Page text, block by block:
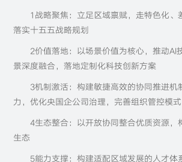
1战略聚焦：立足区域禀赋，走特色化、
落实十五五战略规划
2价值落地：以场景价值为核心，推动AI
景深度融合，落地定制化科技创新方案
3机制激活：构建敏捷高效的协同推进机
力，优化央国企公司治理，完善组织管控模式
4生态整合：以开放协同整合优质资源，
生态
5能力支撑：构建适配区域发展的人才体